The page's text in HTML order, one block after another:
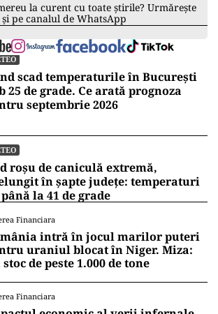
la curent cu toate știrile? Urmărește
pe canalul de WhatsApp
scad temperaturile în București
25 de grade. Ce arată prognoza
septembrie 2026
roșu de caniculă extremă,
în șapte județe: temperaturi
la 41 de grade
Financiara
intră în jocul marilor puteri
uraniul blocat în Niger. Miza:
de peste 1.000 de tone
Financiara